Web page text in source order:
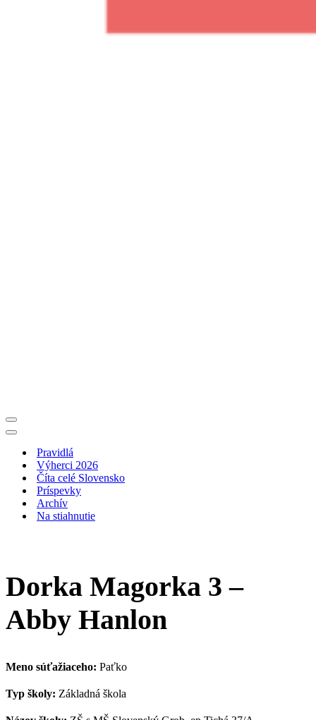
Menu
navigácie
Menu
navigáciePravidlá
Výherci 2026
Číta celé Slovensko
Príspevky
Archív
Na stiahnutie
Dorka Magorka 3 –
Abby Hanlon
Meno súťažiaceho: Paťko
Typ školy: Základná škola